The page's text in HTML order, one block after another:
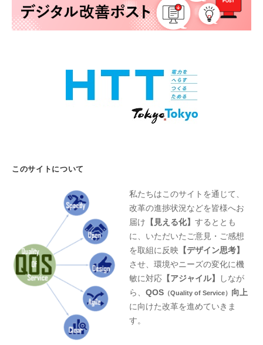
このサイトについて
私たちはこのサイトを通じて、
改革の進捗状況などを皆様へお
届け 【見える化】するととも
に、いただいたご意見・ご感想
を取組に反映 【デザイン思考】
させ、環境やニーズの変化に機
敏に対応 【アジャイル】
しなが
ら、QOS （Quality of Service） 向上
に向けた改革を進めていきま
す。